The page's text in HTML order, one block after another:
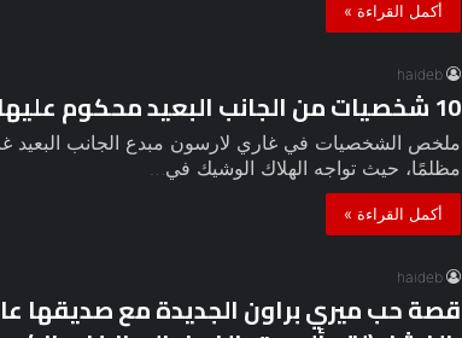
أكمل القراءة »
haideb
10 شخصيات من الجانب البعيد محكوم عليها بالفشل تمامًا
ملخص الشخصيات في غاري لارسون مبدع الجانب البعيد
مظلمًا، حيث تواجه الهلاك الوشيك في…
أكمل القراءة »
haideb
قصة حب ميري براون الجديدة مع صديقها